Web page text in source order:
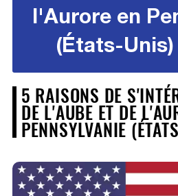
l'Aurore en
(États-Unis)
5 RAISONS DE
DE L'AUBE ET DE
PENNSYLVANIE